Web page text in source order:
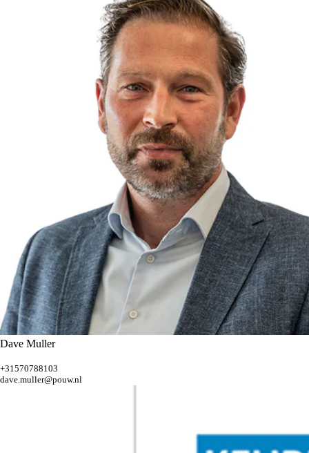
Dave Muller
+31570788103
dave.muller@pouw.nl